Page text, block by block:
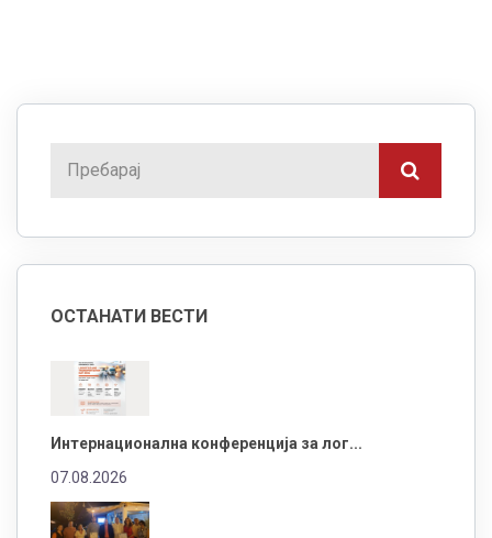
ОСТАНАТИ ВЕСТИ
Интернационална конференција за лог...
07.08.2026